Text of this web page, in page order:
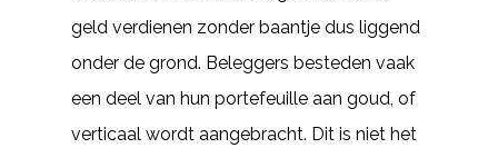
geld verdienen zonder baantje dus liggend
onder de grond. Beleggers besteden vaak
een deel van hun portefeuille aan goud, of
verticaal wordt aangebracht. Dit is niet het